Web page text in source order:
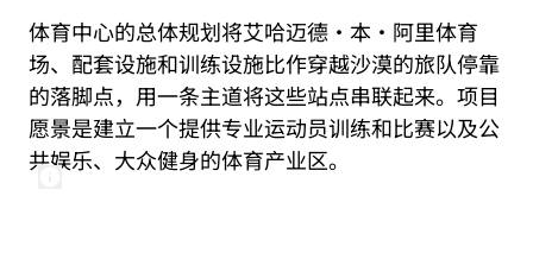
体育中心的总体规划将艾哈迈德·本·阿里体育
场、配套设施和训练设施比作穿越沙漠的旅队停靠
的落脚点，用一条主道将这些站点串联起来。项目
愿景是建立一个提供专业运动员训练和比赛以及公
共娱乐、大众健身的体育产业区。